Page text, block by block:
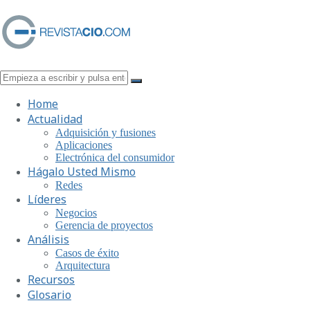
Home
Actualidad
Adquisición y fusiones
Aplicaciones
Electrónica del consumidor
Hágalo Usted Mismo
Redes
Líderes
Negocios
Gerencia de proyectos
Análisis
Casos de éxito
Arquitectura
Recursos
Glosario